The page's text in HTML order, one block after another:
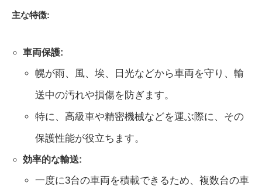
主な特徴:
車両保護:
幌が雨、風、埃、日光などから車両を守り、輸
送中の汚れや損傷を防ぎます。
特に、高級車や精密機械などを運ぶ際に、その
保護性能が役立ちます。
効率的な輸送:
一度に3台の車両を積載できるため、複数台の車